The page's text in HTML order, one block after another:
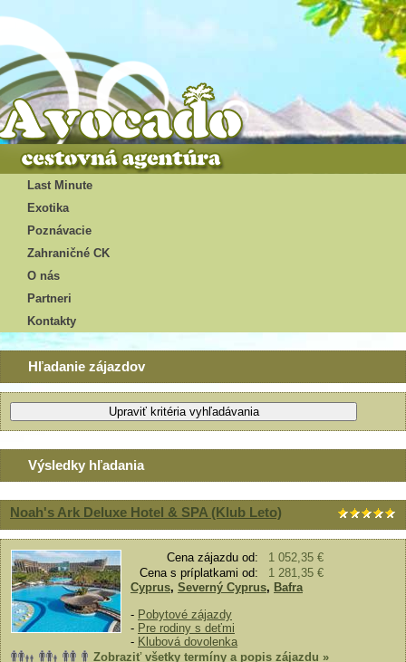
Last Minute
Exotika
Poznávacie
Zahraničné CK
O nás
Partneri
Kontakty
Hľadanie zájazdov
Výsledky hľadania
Noah's Ark Deluxe Hotel & SPA (Klub Leto)
Cena zájazdu od:
1 052,35 €
Cena s príplatkami od:
1 281,35 €
Cyprus, Severný Cyprus, Bafra
- Pobytové zájazdy
- Pre rodiny s deťmi
- Klubová dovolenka
Zobraziť všetky termíny a popis zájazdu »